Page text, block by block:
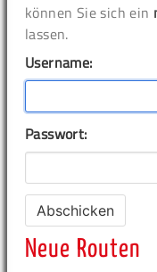
können Sie sich ein
lassen.
Username:
Passwort:
Neue Routen